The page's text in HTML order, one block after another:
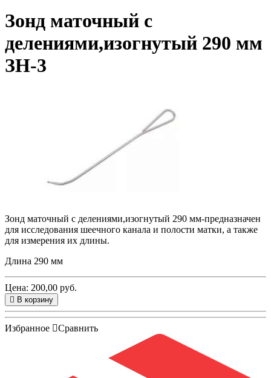
Зонд маточный с
делениями,изогнутый 290 мм
ЗН-3
Зонд маточный с делениями,изогнутый 290 мм-предназначен
для исследования шеечного канала и полости матки, а также
для измерения их длины.
Длина 290 мм
Цена: 200,00 руб.
В корзину
Избранное Сравнить